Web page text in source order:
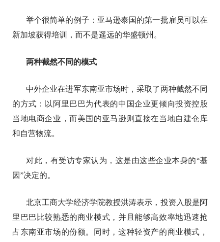
举个很简单的例子：亚马逊泰国的第一批雇员可以在
新加坡获得培训，而不是遥远的华盛顿州。
两种截然不同的模式
中外企业在进军东南亚市场时，采取了两种截然不同
的方式：以阿里巴巴为代表的中国企业更倾向投资控股
当地电商企业，而美国的亚马逊则直接在当地自建仓库
和自营物流。
对此，有受访专家认为，这是由这些企业本身的“基
因”决定的。
北京工商大学经济学院教授洪涛表示，投资入股是阿
里巴巴比较熟悉的商业模式，并且能够高效率地迅速抢
占东南亚市场的份额。同时，这种轻资产的商业模式，